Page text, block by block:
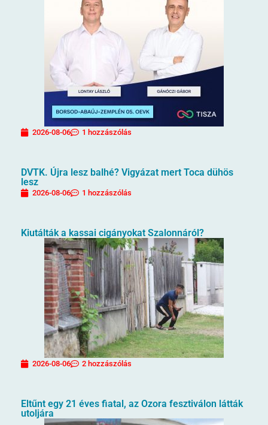
2026-08-06 1 hozzászólás
DVTK. Újra lesz balhé? Vigyázat mert Toca dühös
lesz
2026-08-06 1 hozzászólás
Kiutálták a kassai cigányokat Szalonnáról?
2026-08-06 2 hozzászólás
Eltűnt egy 21 éves fiatal, az Ozora fesztiválon látták
utoljára